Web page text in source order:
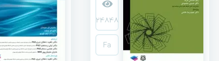
24848
Fa